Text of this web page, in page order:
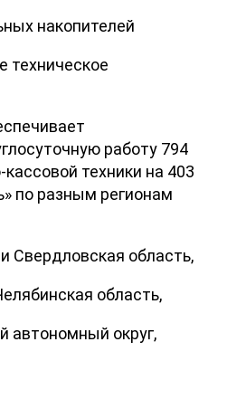
накопителей
техническое
работу 794
техники на 403
по разным регионам
и Свердловская область,
область,
автономный округ,